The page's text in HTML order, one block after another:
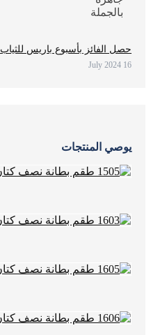
حصل الفائز بأسبوع باريس للثياب
16 July 2024
يوصي المنتجات